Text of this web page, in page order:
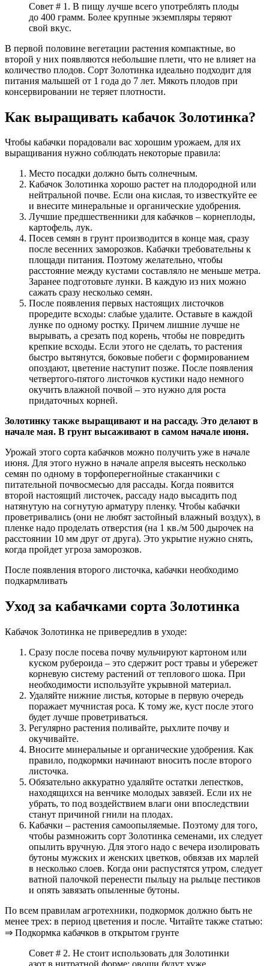
Совет # 1. В пищу лучше всего употреблять плоды
до 400 грамм. Более крупные экземпляры теряют
свой вкус.
В первой половине вегетации растения компактные, во
второй у них появляются небольшие плети, что не влияет на
количество плодов. Сорт Золотинка идеально подходит для
питания малышей от 1 года до 7 лет. Мякоть плодов при
консервировании не теряет плотности.
Как выращивать кабачок Золотинка?
Чтобы кабачки порадовали вас хорошим урожаем, для их
выращивания нужно соблюдать некоторые правила:
Место посадки должно быть солнечным.
Кабачок Золотинка хорошо растет на плодородной или
нейтральной почве. Если она кислая, то известкуйте ее
и внесите минеральные и органические удобрения.
Лучшие предшественники для кабачков – корнеплоды,
картофель, лук.
Посев семян в грунт производится в конце мая, сразу
после весенних заморозков. Кабачки требовательны к
площади питания. Поэтому желательно, чтобы
расстояние между кустами составляло не меньше метра.
Заранее подготовьте лунки. В каждую из них можно
сажать сразу несколько семян.
После появления первых настоящих листочков
проредите всходы: слабые удалите. Оставьте в каждой
лунке по одному ростку. Причем лишние лучше не
вырывать, а срезать под корень, чтобы не повредить
крепкие всходы. Если этого не сделать, то растения
быстро вытянутся, боковые побеги с формированием
опоздают, цветение наступит позже. После появления
четвертого-пятого листочков кустики надо немного
окучить влажной почвой – это нужно для роста
придаточных корней.
Золотинку также выращивают и на рассаду. Это делают в
начале мая. В грунт высаживают в самом начале июня.
Урожай этого сорта кабачков можно получить уже в начале
июня. Для этого нужно в начале апреля высеять несколько
семян по одному в торфоперегнойные стаканчики с
питательной почвосмесью для рассады. Когда появится
второй настоящий листочек, рассаду надо высадить под
натянутую на согнутую арматуру пленку. Чтобы кабачки
проветривались (они не любят застойный влажный воздух), в
пленке надо проделать отверстия (на 1 кв./м 500 дырочек на
расстоянии 10 мм друг от друга). Это укрытие нужно снять,
когда пройдет угроза заморозков.
После появления второго листочка, кабачки необходимо
подкармливать
Уход за кабачками сорта Золотинка
Кабачок Золотинка не привередлив в уходе:
Сразу после посева почву мульчируют картоном или
куском рубероида – это сдержит рост травы и убережет
корневую систему растений от теплового шока. При
необходимости используйте укрывной материал.
Удаляйте нижние листья, которые в первую очередь
поражает мучнистая роса. К тому же, куст после этого
будет лучше проветриваться.
Регулярно растения поливайте, рыхлите почву и
окучивайте.
Вносите минеральные и органические удобрения. Как
правило, подкормки начинают вносить после второго
листочка.
Обязательно аккуратно удаляйте остатки лепестков,
находящихся на венчике молодых завязей. Если их не
убрать, то под воздействием влаги они впоследствии
станут причиной гнили на плодах.
Кабачки – растения самоопыляемые. Поэтому для того,
чтобы размножить сорт Золотинка семенами, их следует
опылить вручную. Для этого надо с вечера изолировать
бутоны мужских и женских цветков, обвязав их марлей
в несколько слоев. Когда они распустятся утром, следует
ватной палочкой перенести пыльцу на рыльце пестиков
и опять завязать опыленные бутоны.
По всем правилам агротехники, подкормок должно быть не
менее трех: в период цветения и после. Читайте также статью:
⇒ Подкормка кабачков в открытом грунте
Совет # 2. Не стоит использовать для Золотинки